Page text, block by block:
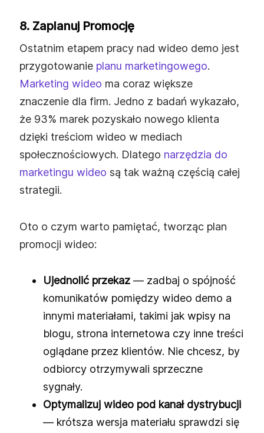
8. Zaplanuj Promocję
Ostatnim etapem pracy nad wideo demo jest
przygotowanie planu marketingowego.
Marketing wideo ma coraz większe
znaczenie dla firm. Jedno z badań wykazało,
że 93% marek pozyskało nowego klienta
dzięki treściom wideo w mediach
społecznościowych. Dlatego narzędzia do
marketingu wideo są tak ważną częścią całej
strategii.
Oto o czym warto pamiętać, tworząc plan
promocji wideo:
Ujednolić przekaz — zadbaj o spójność
komunikatów pomiędzy wideo demo a
innymi materiałami, takimi jak wpisy na
blogu, strona internetowa czy inne treści
oglądane przez klientów. Nie chcesz, by
odbiorcy otrzymywali sprzeczne
sygnały.
Optymalizuj wideo pod kanał dystrybucji
— krótsza wersja materiału sprawdzi się